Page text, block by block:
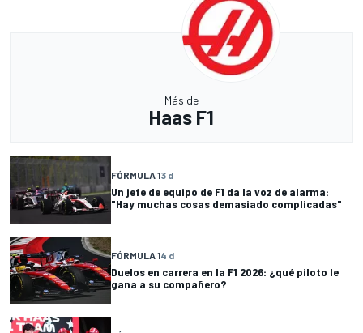
Más de
Haas F1
FÓRMULA 13 d
Un jefe de equipo de F1 da la voz de alarma:
"Hay muchas cosas demasiado complicadas"
FÓRMULA 14 d
Duelos en carrera en la F1 2026: ¿qué piloto le
gana a su compañero?